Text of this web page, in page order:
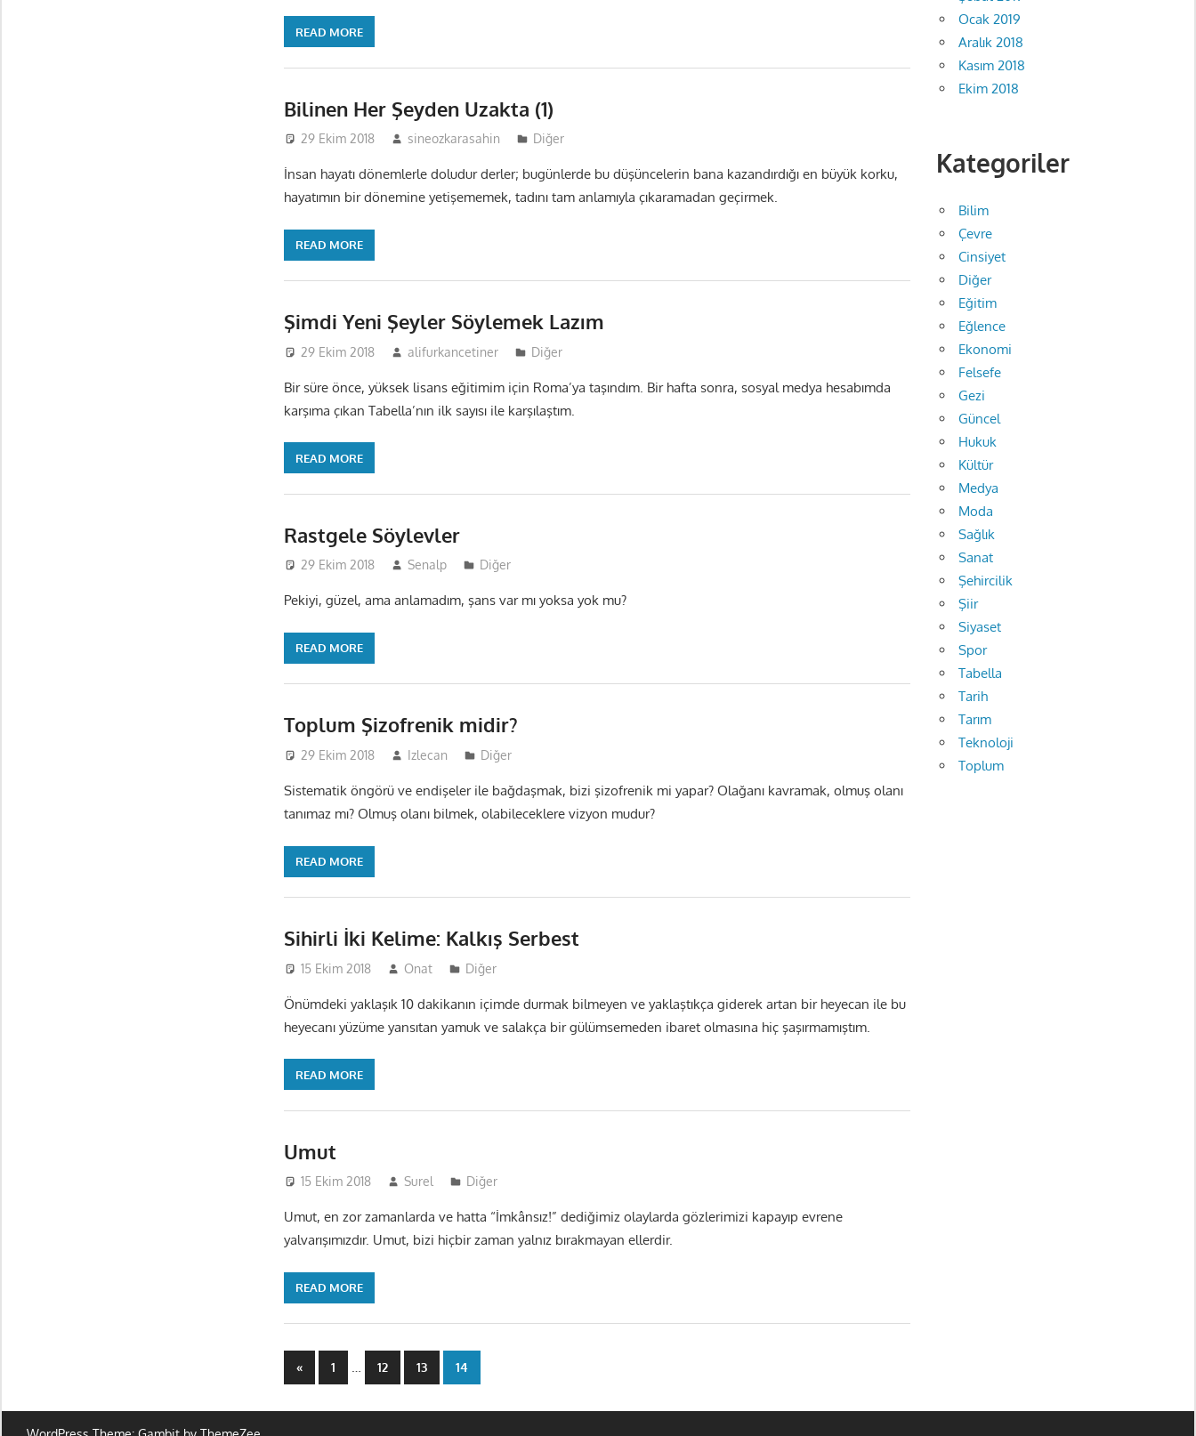
READ MORE
Bilinen Her Şeyden Uzakta (1)
29 Ekim 2018 sineozkarasahin Diğer
İnsan hayatı dönemlerle doludur derler; bugünlerde bu düşüncelerin bana kazandırdığı en büyük korku,
hayatımın bir dönemine yetişememek, tadını tam anlamıyla çıkaramadan geçirmek.
READ MORE
Şimdi Yeni Şeyler Söylemek Lazım
29 Ekim 2018 alifurkancetiner Diğer
Bir süre önce, yüksek lisans eğitimim için Roma’ya taşındım. Bir hafta sonra, sosyal medya hesabımda
karşıma çıkan Tabella’nın ilk sayısı ile karşılaştım.
READ MORE
Rastgele Söylevler
29 Ekim 2018 Senalp Diğer
Pekiyi, güzel, ama anlamadım, şans var mı yoksa yok mu?
READ MORE
Toplum Şizofrenik midir?
29 Ekim 2018 Izlecan Diğer
Sistematik öngörü ve endişeler ile bağdaşmak, bizi şizofrenik mi yapar? Olağanı kavramak, olmuş olanı
tanımaz mı? Olmuş olanı bilmek, olabileceklere vizyon mudur?
READ MORE
Sihirli İki Kelime: Kalkış Serbest
15 Ekim 2018 Onat Diğer
Önümdeki yaklaşık 10 dakikanın içimde durmak bilmeyen ve yaklaştıkça giderek artan bir heyecan ile bu
heyecanı yüzüme yansıtan yamuk ve salakça bir gülümsemeden ibaret olmasına hiç şaşırmamıştım.
READ MORE
Umut
15 Ekim 2018 Surel Diğer
Umut, en zor zamanlarda ve hatta “İmkânsız!” dediğimiz olaylarda gözlerimizi kapayıp evrene
yalvarışımızdır. Umut, bizi hiçbir zaman yalnız bırakmayan ellerdir.
READ MORE
Yazı
«Previous
Posts
1 … 12 13 14
Ocak 2019
Aralık 2018
Kasım 2018
Ekim 2018
Kategoriler
Bilim
Çevre
Cinsiyet
Diğer
Eğitim
Eğlence
Ekonomi
Felsefe
Gezi
Güncel
Hukuk
Kültür
Medya
Moda
Sağlık
Sanat
Şehircilik
Şiir
Siyaset
Spor
Tabella
Tarih
Tarım
Teknoloji
Toplum